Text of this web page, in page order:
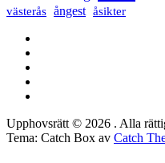
västerås ångest åsikter
Upphovsrätt © 2026 . Alla
Tema: Catch Box av Catch